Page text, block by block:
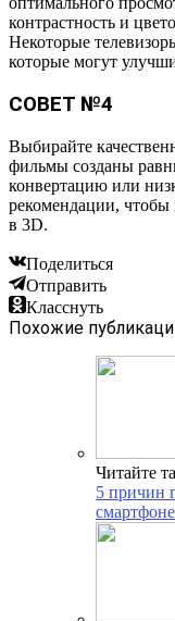
контрастность и
Некоторые
которые могут
СОВЕТ №4
Выбирайте
фильмы созданы
конвертацию или
рекомендации,
в 3D.
Поделиться
Отправить
Класснуть
Похожие
Читайте
5 причин